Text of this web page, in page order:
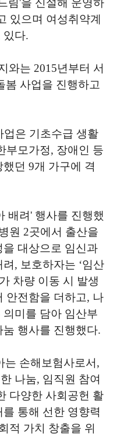
림'을 신설해 운영하
있으며 여성취약계
있다.
와는 2015년부터 서
봄 사업을 진행하고
업은 기초수급 생활
부모가정, 장애인 등
던 9개 가구에 격
배려' 행사를 진행했
원 2곳에서 출산을
대상으로 임신과
, 보호하자는 ‘임산
차량 이동 시 발생
안전함을 더하고, 나
미를 담아 임산부
행사를 진행했다.
는 손해보험사로서,
나눔, 임직원 참여
다양한 사회공헌 활
통해 선한 영향력
적 가치 창출을 위